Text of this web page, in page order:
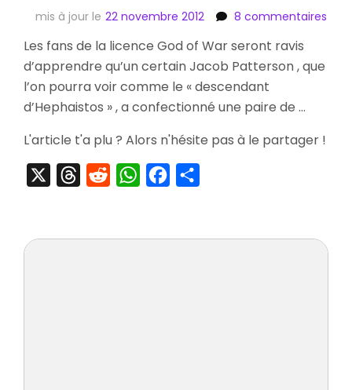
mis à jour le 22 novembre 2012 8 commentaires
Les fans de la licence God of War seront ravis
d’apprendre qu’un certain Jacob Patterson , que
l’on pourra voir comme le « descendant
d’Hephaistos » , a confectionné une paire de …
L'article t'a plu ? Alors n'hésite pas à le partager !
ThreadsRedditWhatsAppFacebook